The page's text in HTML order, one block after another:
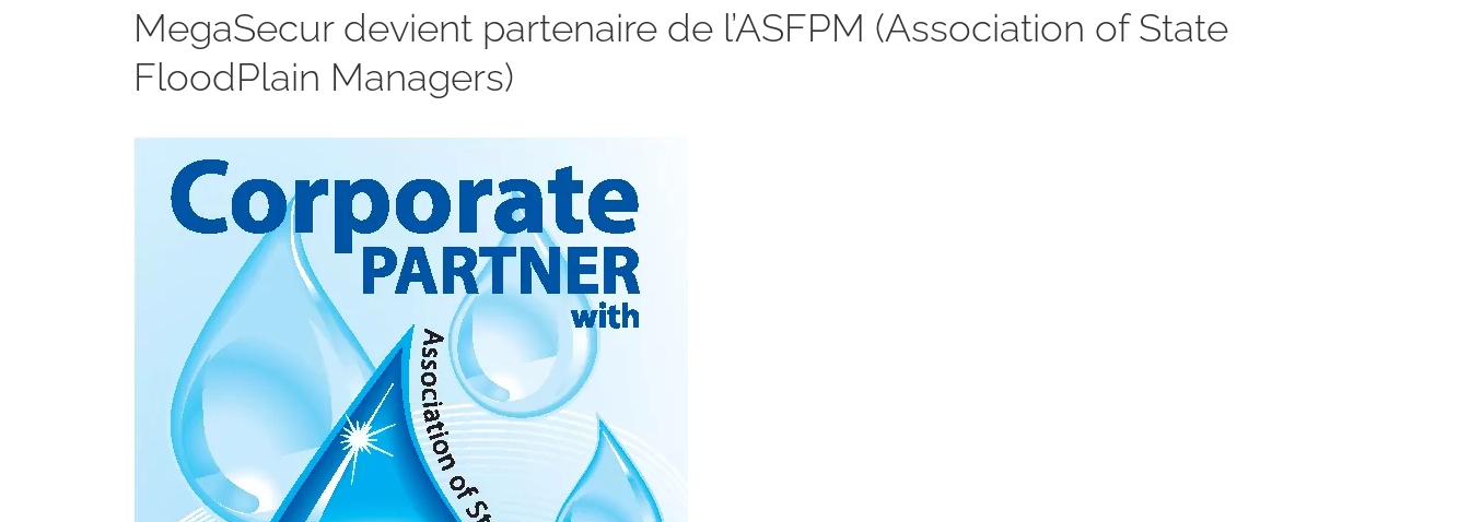
MegaSecur devient partenaire de l’ASFPM (Association of State
FloodPlain Managers)